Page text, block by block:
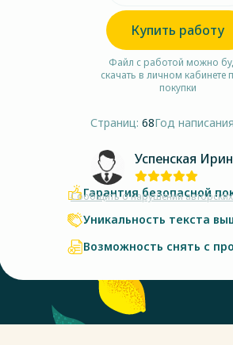
Купить работу
Файл с работой можно
скачать в личном кабинете
покупки
Страниц: 68Год
Успенская
Сообщить о нарушении
Гарантия безопасной
Уникальность текста
Возможность снять с